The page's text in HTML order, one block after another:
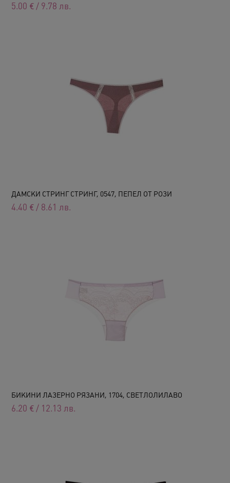
5.00 € / 9.78 лв.
ДАМСКИ СТРИНГ СТРИНГ, 0547, ПЕПЕЛ ОТ РОЗИ
4.40 € / 8.61 лв.
БИКИНИ ЛАЗЕРНО РЯЗАНИ, 1704, СВЕТЛОЛИЛАВО
6.20 € / 12.13 лв.